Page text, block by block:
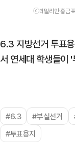
ⓒ데일리안 홍금
6.3 지방선거 투표
서 연세대 학생들이
#6.3 #부실선거
#투표용지